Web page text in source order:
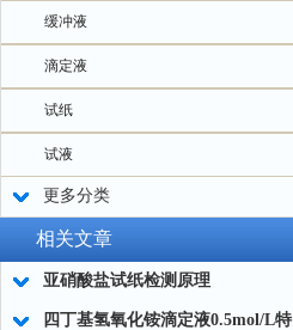
缓冲液
滴定液
试纸
试液
更多分类
相关文章
亚硝酸盐试纸检测原理
四丁基氢氧化铵滴定液0.5mol/L特